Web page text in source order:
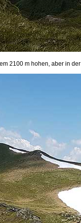
2100 m hohen, aber in